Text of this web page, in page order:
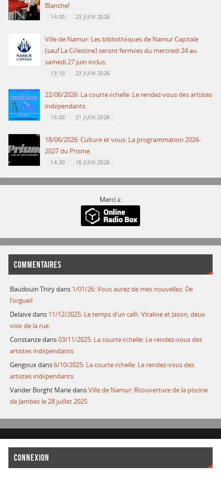
Blanche!
14:00 23 JUIN 2026
Ville de Namur: Les bibliothèques de Namur Capitale
(sauf La Célestine) seront fermées du mercredi 24 au
samedi 27 juin inclus.
13:10 23 JUIN 2026
22/06/2026: La courte échelle: Le rendez-vous des artistes
indépendants.
16:00 21 JUIN 2026
18/06/2026: Culture et vous: La programmation 2026-
2027 du Prisme.
14:30 18 JUIN 2026
Merci à:
COMMENTAIRES
Baudouin Thirydans 1/01/26: Vous aurez de mes nouvelles: De
l’orgueil
Delaivedans 11/12/2025: Le temps d’un café: Vitaline et Jason, deux
voix de la rue.
Constanzedans03/11/2025: La courte échelle: Le rendez-vous des
artistes indépendants
Gengouxdans6/10/2025: La courte échelle: Le rendez-vous des
artistes indépendants
Vander Borght MariedansVille de Namur: Réouverture de la piscine
de Jambes le 28 juillet 2025
CONNEXION